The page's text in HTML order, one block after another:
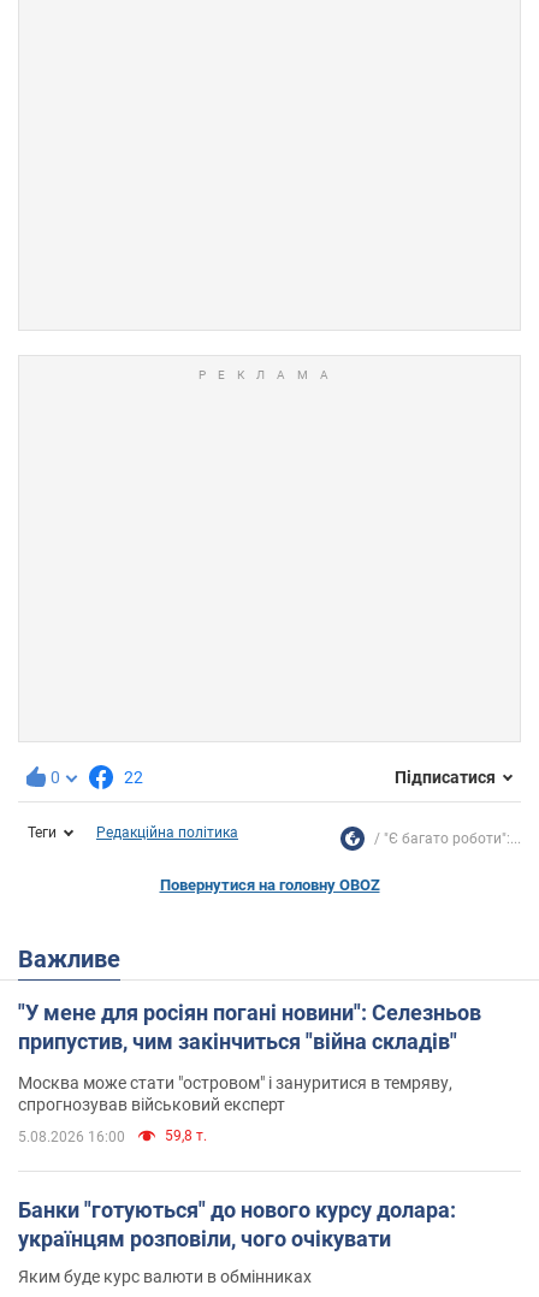
0 22 Підписатися
Теги Редакційна політика "Є багато роботи":...
Повернутися на головну OBOZ
Важливе
"У мене для росіян погані новини": Селезньов
припустив, чим закінчиться "війна складів"
Москва може стати "островом" і зануритися в темряву,
спрогнозував військовий експерт
5.08.2026 16:00 59,8 т.
Банки "готуються" до нового курсу долара:
українцям розповіли, чого очікувати
Яким буде курс валюти в обмінниках